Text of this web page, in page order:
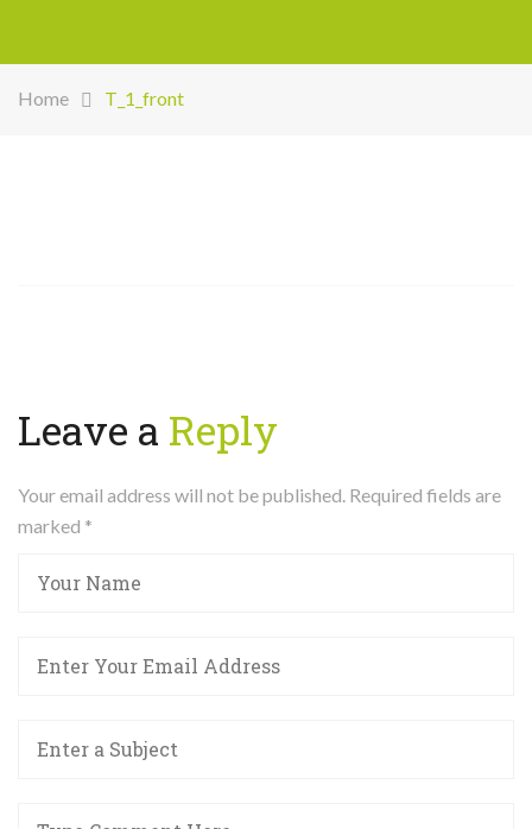
Home T_1_front
Leave a Reply
Your email address will not be published. Required fields are
marked *